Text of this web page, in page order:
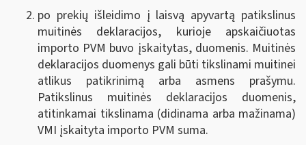
po prekių išleidimo į laisvą apyvartą patikslinus
muitinės deklaracijos, kurioje apskaičiuotas
importo PVM buvo įskaitytas, duomenis. Muitinės
deklaracijos duomenys gali būti tikslinami muitinei
atlikus patikrinimą arba asmens prašymu.
Patikslinus muitinės deklaracijos duomenis,
atitinkamai tikslinama (didinama arba mažinama)
VMI įskaityta importo PVM suma.